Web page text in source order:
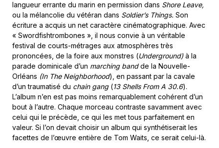
langueur errante du marin en permission dans Shore Leave,
ou la mélancolie du vétéran dans Soldier’s Things. Son
écriture a acquis un net caractère cinématographique. Avec
« Swordfishtrombones », il nous convie à un véritable
festival de courts-métrages aux atmosphères très
prononcées, de la foire aux monstres (Underground) à la
parade dominicale d’un marching bandde la Nouvelle-
Orléans (In The Neighborhood), en passant par la cavale
d’un traumatisé du chain gang(13 Shells From A 30.6).
L’album n’en est pas moins remarquablement cohérent d’un
bout à l’autre. Chaque morceau contraste savamment avec
celui qui le précède, ce qui les met tous parfaitement en
valeur. Si l’on devait choisir un album qui synthétiserait les
facettes de l’œuvre entière de Tom Waits, ce serait celui-là.